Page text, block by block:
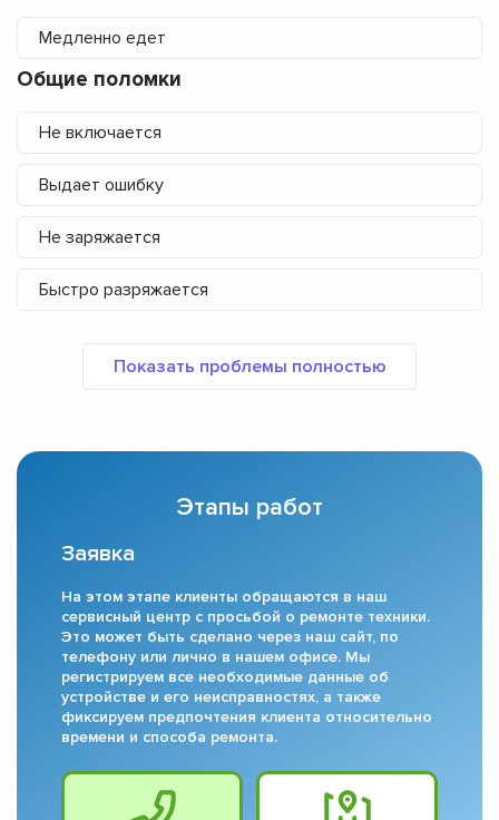
Медленно едет
Общие поломки
Не включается
Выдает ошибку
Не заряжается
Быстро разряжается
Этапы работ
Заявка
На этом этапе клиенты обращаются в наш
сервисный центр с просьбой о ремонте техники.
Это может быть сделано через наш сайт, по
телефону или лично в нашем офисе. Мы
регистрируем все необходимые данные об
устройстве и его неисправностях, а также
фиксируем предпочтения клиента относительно
времени и способа ремонта.